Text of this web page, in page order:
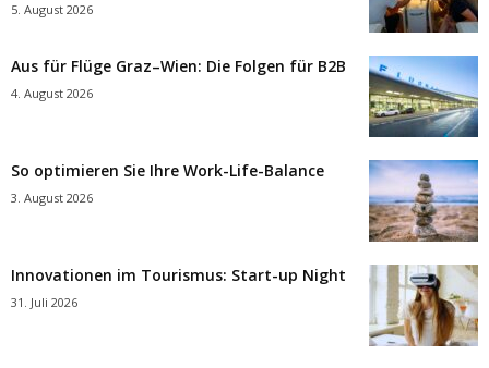
5. August 2026
Aus für Flüge Graz–Wien: Die Folgen für B2B
4. August 2026
So optimieren Sie Ihre Work-Life-Balance
3. August 2026
Innovationen im Tourismus: Start-up Night
31. Juli 2026